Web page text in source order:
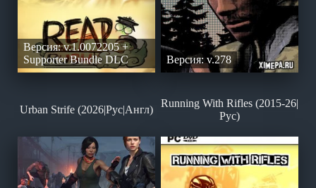
Версия: v.1.0072205 +
Supporter Bundle DLC
Версия: v.278
Urban Strife (2026|Рус|Англ)
Running With Rifles (2015-26|
Рус)